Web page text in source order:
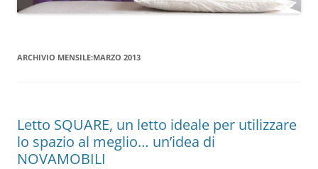
ARCHIVIO MENSILE:MARZO 2013
Letto SQUARE, un letto ideale per utilizzare
lo spazio al meglio… un’idea di
NOVAMOBILI